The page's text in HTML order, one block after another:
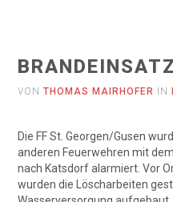
VONTHOMAS MAIRHOFER IN
Die FF St. Georgen/Gusen
anderen Feuerwehren mit
nach Katsdorf alarmiert. Vor
wurden die Löscharbeiten